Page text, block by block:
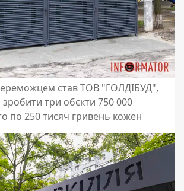
став ТОВ "ГОЛДІБУД",
три обєкти 750 000
по 250 тисяч гривень кожен